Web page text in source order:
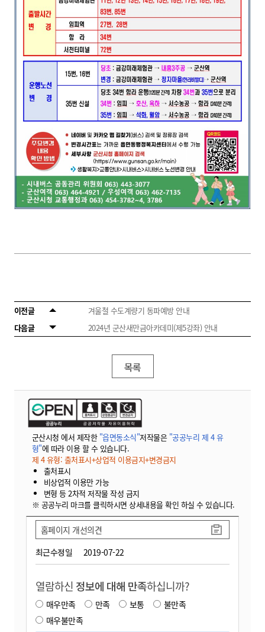
이전글
겨울철 수도계량기 동파예방 안내
다음글
2024년 군산새만금아카데미(제5강좌) 안내
목록
군산시청 에서 제작한 "읍면동소식"저작물은 "공공누리 제 4 유
형"에 따라 이용 할 수 있습니다.
제 4 유형: 출처표시+상업적 이용금지+변경금지
출처표시
비상업적 이용만 가능
변형 등 2차적 저작물 작성 금지
※ 공공누리 마크를 클릭하시면 상세내용을 확인 하실 수 있습니다.
최근수정일 2019-07-22
홈페이지 개선의견
열람하신 정보에 대해 만족하십니까?
매우만족 만족 보통
불만족
매우불만족